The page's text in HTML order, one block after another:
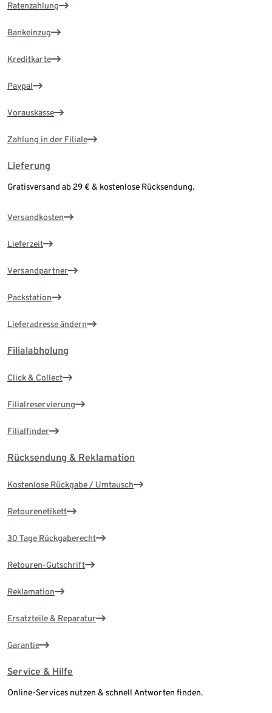
Ratenzahlung
Bankeinzug
Kreditkarte
Paypal
Vorauskasse
Zahlung in der Filiale
Lieferung
Gratisversand ab 29 € & kostenlose Rücksendung.
Versandkosten
Lieferzeit
Versandpartner
Packstation
Lieferadresse ändern
Filialabholung
Click & Collect
Filialreservierung
Filialfinder
Rücksendung & Reklamation
Kostenlose Rückgabe / Umtausch
Retourenetikett
30 Tage Rückgaberecht
Retouren-Gutschrift
Reklamation
Ersatzteile & Reparatur
Garantie
Service & Hilfe
Online-Services nutzen & schnell Antworten finden.